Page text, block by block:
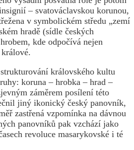
– svatováclavskou korunou,
v symbolickém středu „zemí
hradě (sídle českých
kde odpočívá nejen
královského kultu
koruna – hrobka – hrad –
záměrem posílení této
jiný ikonický český panovník,
zastřená vzpomínka na dávnou
panovníků pak vzchází jako
revoluce masarykovské i té